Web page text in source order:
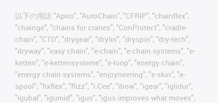
以下の用語 "Apiro", "AutoChain", "CFRIP", "chainflex",
"chainge", "chains for cranes", "ConProtect", "cradle-
chain", "CTD", "drygear", "drylin", "dryspin", "dry-tech",
"dryway", "easy chain", "e-chain", "e-chain systems", "e-
ketten", "e-kettensysteme", "e-loop", "energy chain",
"energy chain systems", "enjoyneering", "e-skin", "e-
spool", "fixflex", "flizz", "i.Cee", "ibow", "igear", "iglidur",
"igubal", "igumid", "igus", "igus improves what moves",